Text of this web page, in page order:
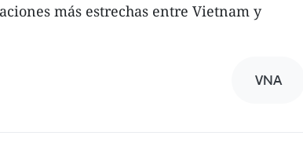
más estrechas entre Vietnam y
VNA